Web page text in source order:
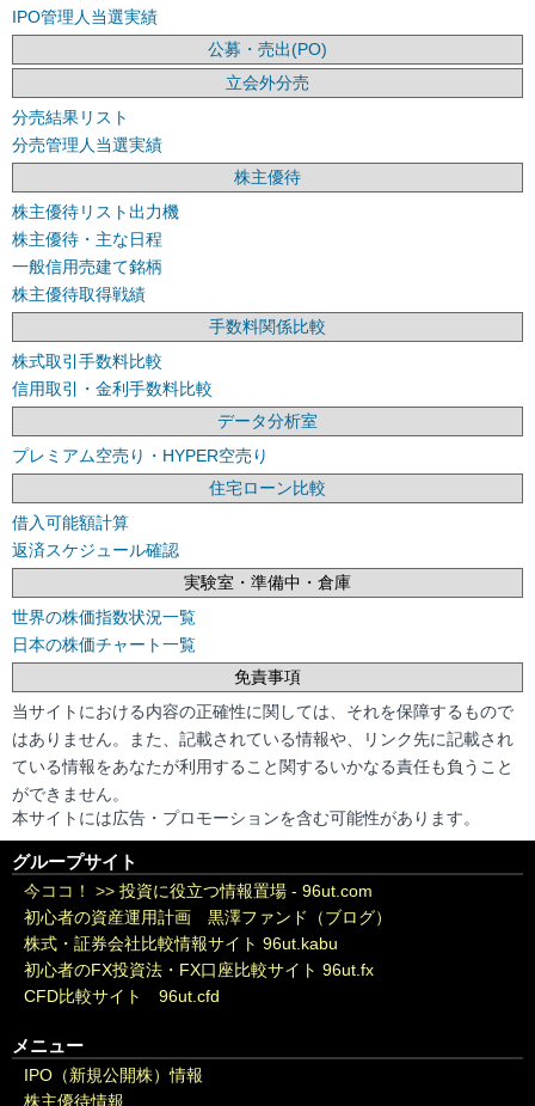
IPO管理人当選実績
公募・売出(PO)
立会外分売
分売結果リスト
分売管理人当選実績
株主優待
株主優待リスト出力機
株主優待・主な日程
一般信用売建て銘柄
株主優待取得戦績
手数料関係比較
株式取引手数料比較
信用取引・金利手数料比較
データ分析室
プレミアム空売り・HYPER空売り
住宅ローン比較
借入可能額計算
返済スケジュール確認
実験室・準備中・倉庫
世界の株価指数状況一覧
日本の株価チャート一覧
免責事項
当サイトにおける内容の正確性に関しては、それを保障するもので
はありません。また、記載されている情報や、リンク先に記載され
ている情報をあなたが利用すること関するいかなる責任も負うこと
ができません。
本サイトには広告・プロモーションを含む可能性があります。
グループサイト
今ココ！ >> 投資に役立つ情報置場 - 96ut.com
初心者の資産運用計画 黒澤ファンド（ブログ）
株式・証券会社比較情報サイト 96ut.kabu
初心者のFX投資法・FX口座比較サイト 96ut.fx
CFD比較サイト 96ut.cfd
メニュー
IPO（新規公開株）情報
株主優待情報